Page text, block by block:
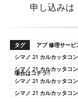
申し込みは
タグ
アブ 修理サー
シマノ 21 カルカッタコ
シマノ 21 カルカッタコ
場合はコチラ!!
シマノ 21 カルカッタコ
シマノ 21 カルカッタコ